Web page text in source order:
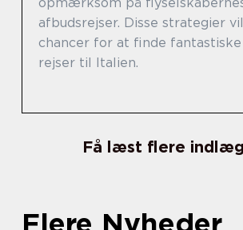
afbudsrejser. Disse strategier
chancer for at finde
rejser til Italien.
Få læst flere
Flere Nyheder